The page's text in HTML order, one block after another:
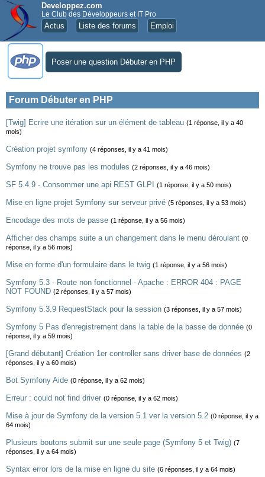
Developpez.com
Le Club des Développeurs et IT Pro
Actus Liste des forums Emploi
Poser une question Débuter en PHP
Forum Débuter en PHP
[Twig] Ecrire une itération sur un élément de tableau (1 réponse, il y a 40
mois)
Création projet symfony (4 réponses, il y a 41 mois)
Symfony ne trouve pas les modules (2 réponses, il y a 46 mois)
SF 5.4.9 - Consommer une api REST GLPI (1 réponse, il y a 50 mois)
Mise en ligne projet Symfony sur serveur privé (5 réponses, il y a 53 mois)
Encodage des mots de passe (1 réponse, il y a 56 mois)
Afficher des champs suite a un changement dans le menu déroulant (0
réponse, il y a 56 mois)
Mise en forme d'un formulaire dans le twig (1 réponse, il y a 56 mois)
Symfony 5.3 - Route non fonctionnel - Apache : ERROR 404 : PAGE
NOT FOUND (2 réponses, il y a 57 mois)
Symfony 5.3.9 RequestStack pour la session (3 réponses, il y a 57 mois)
Symfony 5 Pas d'enregistrement dans la table de la basse de donnée (0
réponse, il y a 59 mois)
[Grand débutant] Création 1er controller sans driver base de données (2
réponses, il y a 60 mois)
Bot Symfony Aide (0 réponse, il y a 62 mois)
Erreur : could not find driver (0 réponse, il y a 62 mois)
Mise à jour de Symfony de la version 5.1 ver la version 5.2 (0 réponse, il y a
64 mois)
Plusieurs boutons submit sur une seule page (Symfony 5 et Twig) (7
réponses, il y a 64 mois)
Syntax error lors de la mise en ligne du site (6 réponses, il y a 64 mois)